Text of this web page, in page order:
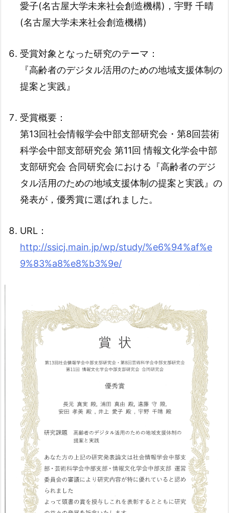
愛子(名古屋大学未来社会創造機構)，宇野 千晴
(名古屋大学未来社会創造機構)
受賞対象となった研究のテーマ：
『高齢者のデジタル活用のための地域支援体制の
提案と実践』
受賞概要：
第13回社会情報学会中部支部研究会・第8回芸術
科学会中部支部研究会 第11回 情報文化学会中部
支部研究会 合同研究会における『高齢者のデジ
タル活用のための地域支援体制の提案と実践』の
発表が，優秀賞に選ばれました。
URL：
http://ssicj.main.jp/wp/study/%e6%94%af%e
9%83%a8%e8%b3%9e/